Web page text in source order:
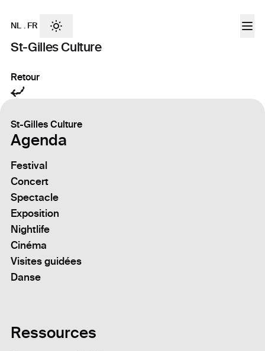
St-Gilles Culture
NL . FR
Retour
St-Gilles Culture
Agenda
Festival
Concert
Spectacle
Exposition
Nightlife
Cinéma
Visites guidées
Danse
Ressources